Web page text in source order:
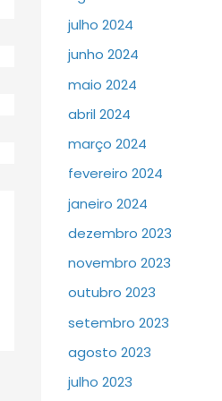
julho 2024
junho 2024
maio 2024
abril 2024
março 2024
fevereiro 2024
janeiro 2024
dezembro 2023
novembro 2023
outubro 2023
setembro 2023
agosto 2023
julho 2023